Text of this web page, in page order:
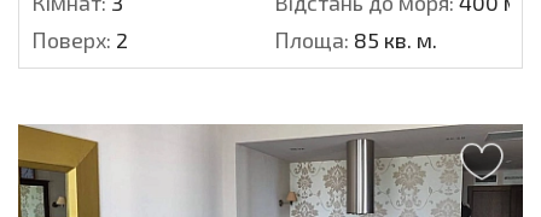
Поверх: 2 Площа: 85 кв. м.